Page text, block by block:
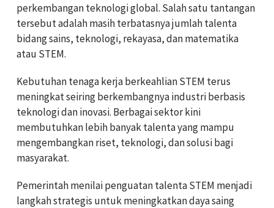
perkembangan teknologi global. Salah satu tantangan
tersebut adalah masih terbatasnya jumlah talenta
bidang sains, teknologi, rekayasa, dan matematika
atau STEM.
Kebutuhan tenaga kerja berkeahlian STEM terus
meningkat seiring berkembangnya industri berbasis
teknologi dan inovasi. Berbagai sektor kini
membutuhkan lebih banyak talenta yang mampu
mengembangkan riset, teknologi, dan solusi bagi
masyarakat.
Pemerintah menilai penguatan talenta STEM menjadi
langkah strategis untuk meningkatkan daya saing